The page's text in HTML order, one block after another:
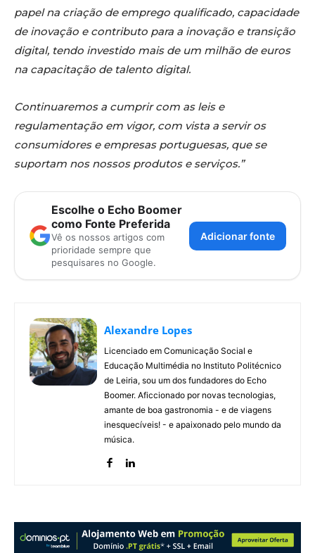
papel na criação de emprego qualificado, capacidade
de inovação e contributo para a inovação e transição
digital, tendo investido mais de um milhão de euros
na capacitação de talento digital.
Continuaremos a cumprir com as leis e
regulamentação em vigor, com vista a servir os
consumidores e empresas portuguesas, que se
suportam nos nossos produtos e serviços.”
Escolhe o Echo Boomer
como Fonte Preferida
Vê os nossos artigos com
prioridade sempre que
pesquisares no Google.
Adicionar fonte
Alexandre Lopes
Licenciado em Comunicação Social e
Educação Multimédia no Instituto Politécnico
de Leiria, sou um dos fundadores do Echo
Boomer. Aficcionado por novas tecnologias,
amante de boa gastronomia - e de viagens
inesquecíveis! - e apaixonado pelo mundo da
música.